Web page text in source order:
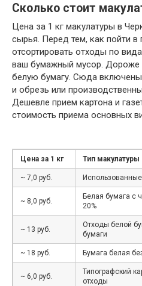
Сколько стоит
Цена за 1 кг макулатуры в
сырья. Перед тем, как пойти в
отсортировать отходы по
ваш бумажный мусор. Дороже
белую бумагу. Сюда
и обрезь или
Дешевле прием картона и
стоимость приема основных
Цена за 1 кг Тип макулатуры
~ 7,0 руб.
~ 8,0 руб.
Белая бумага с
20%
~ 13 руб.
Отходы белой
бумаги
~ 18 руб. Бумага белая
~ 6,0 руб.
Типографский
отходы